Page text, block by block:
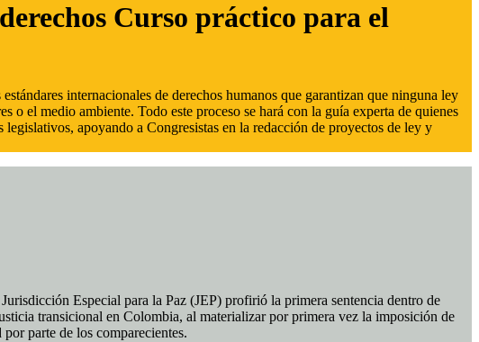
Curso práctico para el
internacionales de derechos humanos que garantizan que ninguna ley
o el medio ambiente. Todo este proceso se hará con la guía experta de quienes
apoyando a Congresistas en la redacción de proyectos de ley y
Especial para la Paz (JEP) profirió la primera sentencia dentro de
transicional en Colombia, al materializar por primera vez la imposición de
parte de los comparecientes.